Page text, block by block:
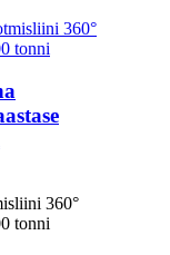
360°
tonni